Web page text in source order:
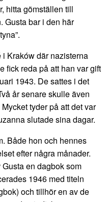
hitta gömställen till
Gusta bar i den här
i Kraków där nazisterna
fick reda på att han var gift
1943. De sattes i det
år senare skulle även
tyder på att det var
slutade sina dagar.
Både hon och hennes
efter några månader.
en dagbok som
1946 med titeln
och tillhör en av de